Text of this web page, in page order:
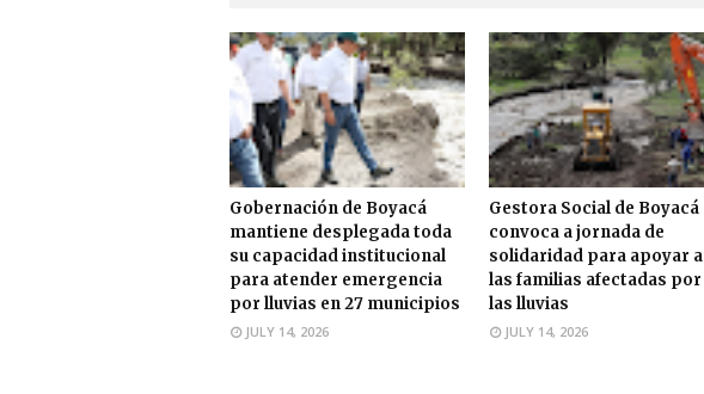
Gobernación de Boyacá
mantiene desplegada toda
su capacidad institucional
para atender emergencia
por lluvias en 27 municipios
JULY 14, 2026
Gestora Social de Boyacá
convoca a jornada de
solidaridad para apoyar a
las familias afectadas por
las lluvias
JULY 14, 2026